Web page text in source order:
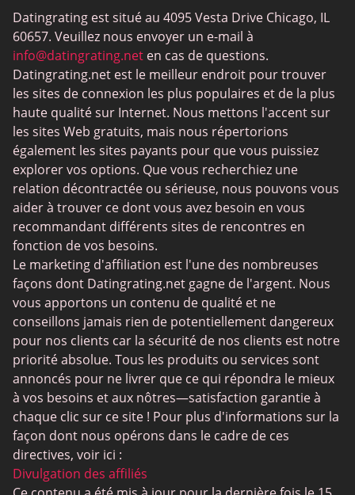
MeetMindful
BDSM
BBPeopleMeet
Sites Sugar Daddy
JPeopleMeet
Rencontres trans
Sites de rencontre senior
MyLOL
Rencontres gay
Rencontres lesbiennes
Sites de rencontres bouddhistes
SugarDaddyMeet
LatinAmericanCupid
CatholicMatch
Datingrating est situé au 4095 Vesta Drive Chicago, IL
60657. Veuillez nous envoyer un e-mail à
info@datingrating.net en cas de questions.
Datingrating.net est le meilleur endroit pour trouver
les sites de connexion les plus populaires et de la plus
haute qualité sur Internet. Nous mettons l'accent sur
les sites Web gratuits, mais nous répertorions
également les sites payants pour que vous puissiez
explorer vos options. Que vous recherchiez une
relation décontractée ou sérieuse, nous pouvons vous
aider à trouver ce dont vous avez besoin en vous
recommandant différents sites de rencontres en
fonction de vos besoins.
Le marketing d'affiliation est l'une des nombreuses
façons dont Datingrating.net gagne de l'argent. Nous
vous apportons un contenu de qualité et ne
conseillons jamais rien de potentiellement dangereux
pour nos clients car la sécurité de nos clients est notre
priorité absolue. Tous les produits ou services sont
annoncés pour ne livrer que ce qui répondra le mieux
à vos besoins et aux nôtres—satisfaction garantie à
chaque clic sur ce site ! Pour plus d'informations sur la
façon dont nous opérons dans le cadre de ces
directives, voir ici :
Divulgation des affiliés